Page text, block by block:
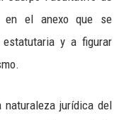
en el anexo que se
estatutaria y a figurar
naturaleza jurídica del